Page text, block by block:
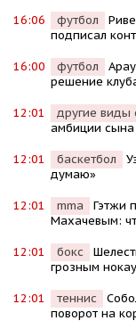
16:06 футбол
подписал
16:00 футбол
решение
12:01 другие виды
амбиции
12:01 баскетбол
думаю»
12:01 mma
Гэтжи
Махачевым:
12:01 бокс
грозным
12:01 теннис
поворот на